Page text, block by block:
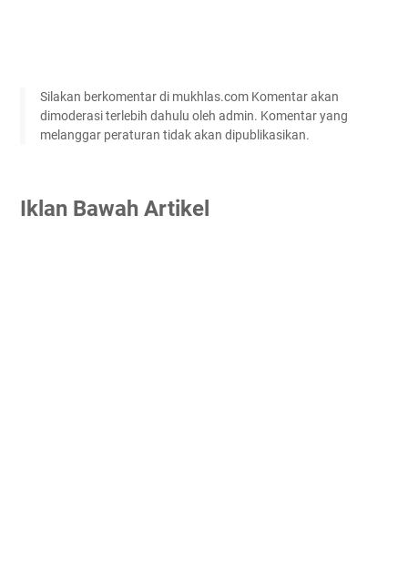
Silakan berkomentar di mukhlas.com Komentar akan
dimoderasi terlebih dahulu oleh admin. Komentar yang
melanggar peraturan tidak akan dipublikasikan.
Iklan Bawah Artikel